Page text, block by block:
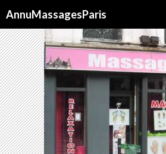
AnnuMassagesParis
AU
CONTENU